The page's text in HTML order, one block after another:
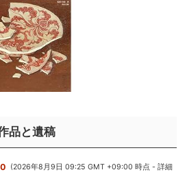
品と遺稿
(2026年8月9日 09:25 GMT +09:00 時点 -詳細